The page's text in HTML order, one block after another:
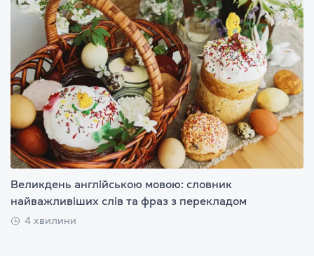
Великдень англійською мовою: словник
найважливіших слів та фраз з перекладом
4 хвилини